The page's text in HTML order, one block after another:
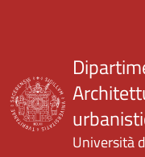
Università